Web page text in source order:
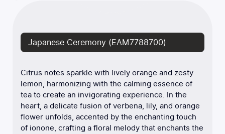
Japanese Ceremony (EAM7788700)
Citrus notes sparkle with lively orange and zesty
lemon, harmonizing with the calming essence of
tea to create an invigorating experience. In the
heart, a delicate fusion of verbena, lily, and orange
flower unfolds, accented by the enchanting touch
of ionone, crafting a floral melody that enchants the